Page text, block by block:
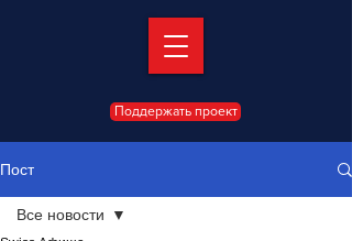
Поддержать проект
Пост
Все новости